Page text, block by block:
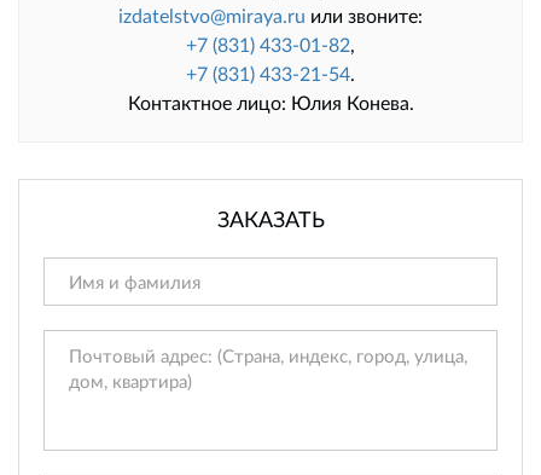
izdatelstvo@miraya.ru или звоните:
+7 (831) 433-01-82,
+7 (831) 433-21-54.
Контактное лицо: Юлия Конева.
ЗАКАЗАТЬ